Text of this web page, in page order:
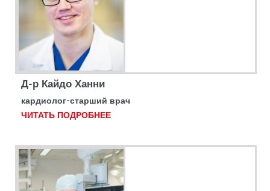
Д-р Кайдо Ханни
кардиолог-старший врач
ЧИТАТЬ ПОДРОБНЕЕ